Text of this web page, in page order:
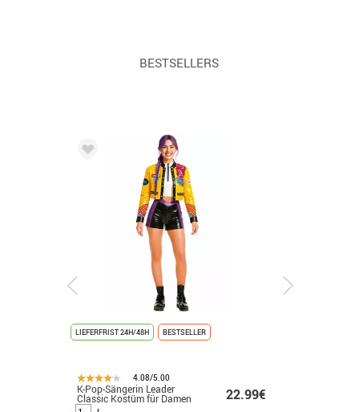
BESTSELLERS
LIEFERFRIST 24H/48H BESTSELLER
4.08/5.00
K-Pop-Sängerin Leader
Classic Kostüm für Damen
22.99€